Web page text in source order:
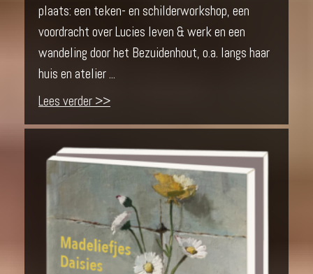
plaats: een teken- en schilderworkshop, een
voordracht over Lucies leven & werk en een
wandeling door het Bezuidenhout, o.a. langs haar
huis en atelier ...
Lees verder >>